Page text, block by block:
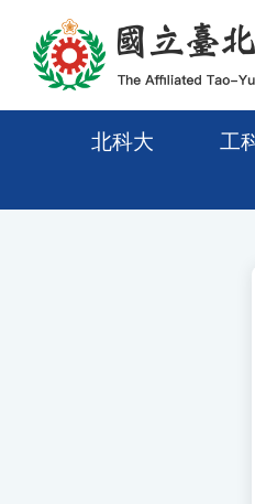
移至網頁之主要內容區位置
北科大 工